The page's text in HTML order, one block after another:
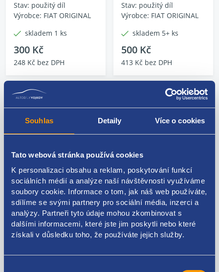
Souhlas Detaily Více o cookies
Tato webová stránka používá cookies
K personalizaci obsahu a reklam, poskytování funkcí
sociálních médií a analýze naší návštěvnosti využíváme
soubory cookie. Informace o tom, jak náš web používáte,
sdílíme se svými partnery pro sociální média, inzerci a
analýzy. Partneři tyto údaje mohou zkombinovat s
dalšími informacemi, které jste jim poskytli nebo které
získali v důsledku toho, že používáte jejich služby.
Stav: použitý díl
Výrobce: FIAT ORIGINAL
skladem 1 ks
300 Kč
248 Kč bez DPH
Stav: použitý díl
Výrobce: FIAT ORIGINAL
skladem 5+ ks
500 Kč
413 Kč bez DPH
Držák řídící jednotky
6Q0906507
Kód: 62103
Stav: použitý díl
Zapalovací svíčka
Super+6
Kód: 5773
Stav: nový díl